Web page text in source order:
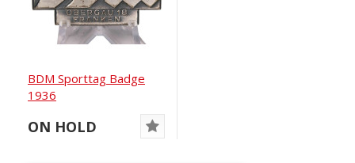
BDM Sporttag Badge
1936
ON HOLD